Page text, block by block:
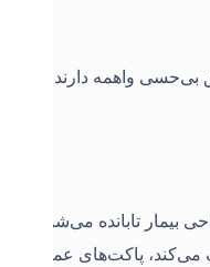
بی‌حسی واهمه دارند،
بیمار تابانده می‌شود.
می‌کند، پاکت‌های عمیق